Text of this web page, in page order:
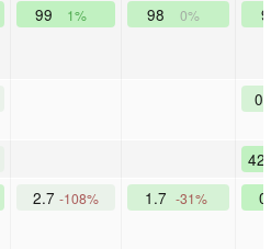
99 1% 98 0%
2.7 -108% 1.7 -31%